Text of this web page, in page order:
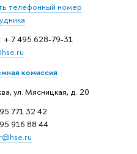
телефонный номер
+ 7 495 628-79-31
комиссия
ул. Мясницкая, д. 20
771 32 42
916 88 44